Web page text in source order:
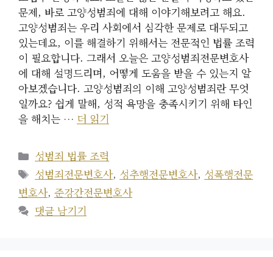
문제, 바로 고양성범죄에 대해 이야기해보려고 해요.
고양성범죄는 우리 사회에서 심각한 문제로 대두되고
있는데요, 이를 해결하기 위해서는 전문적인 법률 조력
이 필요합니다. 그래서 오늘은 고양성범죄전문변호사
에 대해 설명드리며, 어떻게 도움을 받을 수 있는지 알
아보겠습니다. 고양성범죄의 이해 고양성범죄란 무엇
일까요? 쉽게 말해, 성적 욕망을 충족시키기 위해 타인
을 해치는 … 더 읽기
카
테
고
리
성범죄 법률 조력
태
그
성범죄전문변호사, 성추행전문변호사, 성폭행전문
변호사, 준강간전문변호사
댓글 남기기